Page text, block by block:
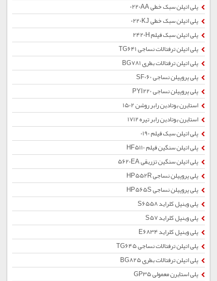
پلی اتیلن سبک خطی 0220AA
پلی اتیلن سبک خطی 0220KJ
پلی اتیلن سبک فیلم 2420H
پلی اتیلن ترفتالات نساجی TG641
پلی اتیلن ترفتالات بطری BG781
پلی پروپیلن نساجی SF060
پلی پروپیلن نساجی PYI220
استایرن بوتادین رابر روشن 1502
استایرن بوتادین رابر تیره 1712
پلی اتیلن سبک فیلم 0190
پلی اتیلن سنگین فیلم HF5110
پلی اتیلن سنگین تزریقی 5620EA
پلی پروپیلن نساجی HP552R
پلی پروپیلن نساجی HP565S
پلی وینیل کلراید S6558
پلی وینیل کلراید S57
پلی وینیل کلراید E6834
پلی اتیلن ترفتالات نساجی TG645
پلی اتیلن ترفتالات بطری BG825
پلی استایرن معمولی GP35